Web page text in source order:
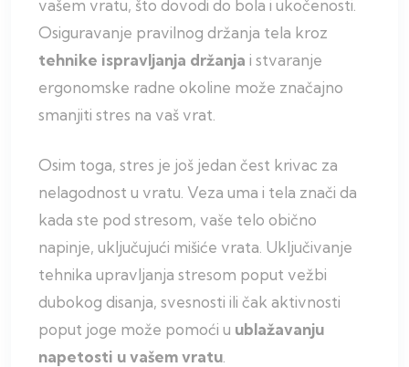
vašem vratu, što dovodi do bola i ukočenosti.
Osiguravanje pravilnog držanja tela kroz
tehnike ispravljanja držanja i stvaranje
ergonomske radne okoline može značajno
smanjiti stres na vaš vrat.
Osim toga, stres je još jedan čest krivac za
nelagodnost u vratu. Veza uma i tela znači da
kada ste pod stresom, vaše telo obično
napinje, uključujući mišiće vrata. Uključivanje
tehnika upravljanja stresom poput vežbi
dubokog disanja, svesnosti ili čak aktivnosti
poput joge može pomoći u ublažavanju
napetosti u vašem vratu